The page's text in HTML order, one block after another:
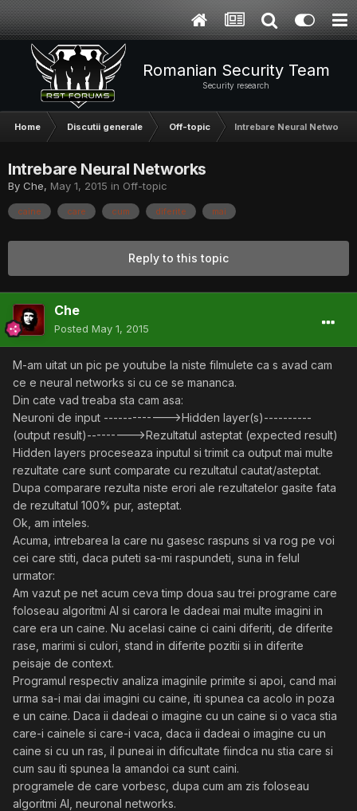
Romanian Security Team
Security research
Home Discutii generale Off-topic Intrebare Neural Networks
Intrebare Neural Networks
By Che, May 1, 2015 in Off-topic
caine care cum diferite mai
Reply to this topic
Che
Posted May 1, 2015
M-am uitat un pic pe youtube la niste filmulete ca s avad cam
ce e neural networks si cu ce se mananca.
Din cate vad treaba sta cam asa:
Neuroni de input ------------->Hidden layer(s)----------
(output result)--------->Rezultatul asteptat (expected result)
Hidden layers proceseaza inputul si trimit ca output mai multe
rezultate care sunt comparate cu rezultatul cautat/asteptat.
Dupa comparare rezulta niste erori ale rezultatelor gasite fata
de rezultatul 100% pur, asteptat.
Ok, am inteles.
Acuma, intrebarea la care nu gasesc raspuns si va rog pe voi
cei care stiti, daca puteti sa-mi raspundeti, suna in felul
urmator:
Am vazut pe net acum ceva timp doua sau trei programe care
foloseau algoritmi AI si carora le dadeai mai multe imagini in
care era un caine. Nu acelasi caine ci caini diferiti, de diferite
rase, marimi si culori, stand in diferite pozitii si in diferite
peisaje de context.
Programul respectiv analiza imaginile primite si apoi, cand mai
urma sa-i mai dai imagini cu caine, iti spunea ca acolo in poza
e un caine. Daca ii dadeai o imagine cu un caine si o vaca stia
care-i cainele si care-i vaca, daca ii dadeai o imagine cu un
caine si cu un ras, il puneai in dificultate fiindca nu stia care si
cum sau iti spunea la amandoi ca sunt caini.
programele de care vorbesc, dupa cum am zis foloseau
algoritmi AI, neuronal networks.